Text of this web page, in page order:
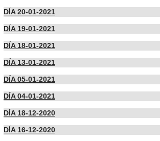
DÍA 20-01-2021
DÍA 19-01-2021
DÍA 18-01-2021
DÍA 13-01-2021
DÍA 05-01-2021
DÍA 04-01-2021
DÍA 18-12-2020
DÍA 16-12-2020